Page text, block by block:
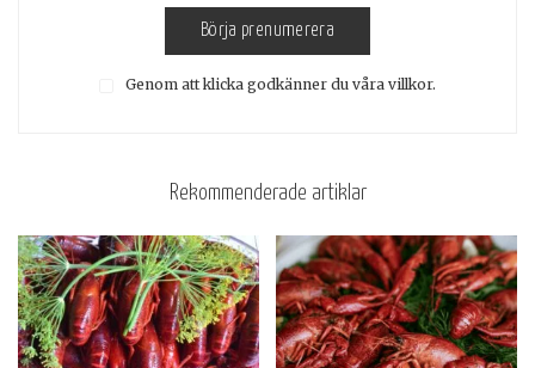
Börja prenumerera
Genom att klicka godkänner du våra villkor.
Rekommenderade artiklar